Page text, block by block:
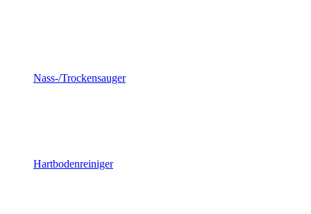
Nass-/Trockensauger
Hartbodenreiniger